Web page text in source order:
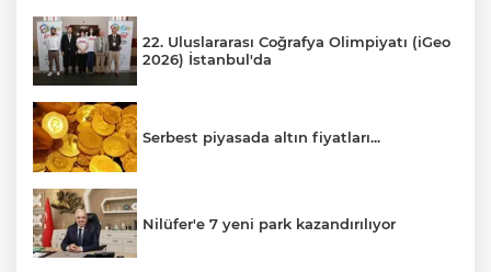
22. Uluslararası Coğrafya Olimpiyatı (iGeo
2026) İstanbul'da
Serbest piyasada altın fiyatları...
Nilüfer'e 7 yeni park kazandırılıyor